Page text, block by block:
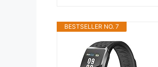
BESTSELLER NO. 7